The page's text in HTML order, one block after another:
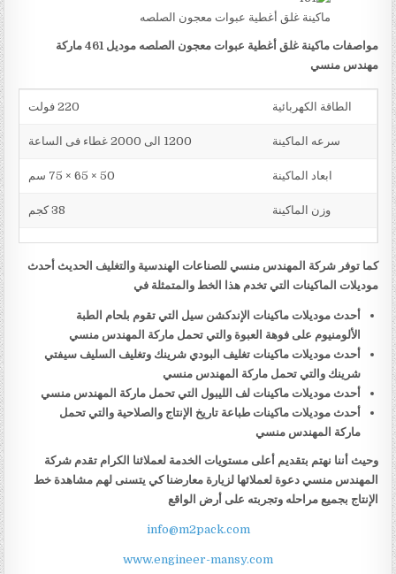
ماكينة غلق أغطية عبوات معجون الصلصه
مواصفات ماكينة غلق أغطية عبوات معجون الصلصه موديل 461 ماركة
مهندس منسي
الطاقة الكهربائية 220 فولت
سرعه الماكينة 1200 الى 2000 غطاء فى الساعة
ابعاد الماكينة 50 × 65 × 75 سم
وزن الماكينة 38 كجم
كما توفر شركة المهندس منسي للصناعات الهندسية والتغليف الحديث أحدث
موديلات الماكينات التي تخدم هذا الخط والمتمثلة في
أحدث موديلات ماكينات الإندكشن سيل التي تقوم بلحام الطبة
الألومنيوم على فوهة العبوة والتي تحمل ماركة المهندس منسي
أحدث موديلات ماكينات تغليف البودي شرينك وتغليف السليف سيفتي
شرينك والتي تحمل ماركة المهندس منسي
أحدث موديلات ماكينات لف الليبول التي تحمل ماركة المهندس منسي
أحدث موديلات ماكينات طباعة تاريخ الإنتاج والصلاحية والتي تحمل
ماركة المهندس منسي
وحيث أننا نهتم بتقديم أعلى مستويات الخدمة لعملائنا الكرام تقدم شركة
المهندس منسي دعوة لعملائها لزيارة معارضنا كي يتسنى لهم مشاهدة خط
الإنتاج بجميع مراحله وتجربته على أرض الواقع
info@m2pack.com
www.engineer-mansy.com